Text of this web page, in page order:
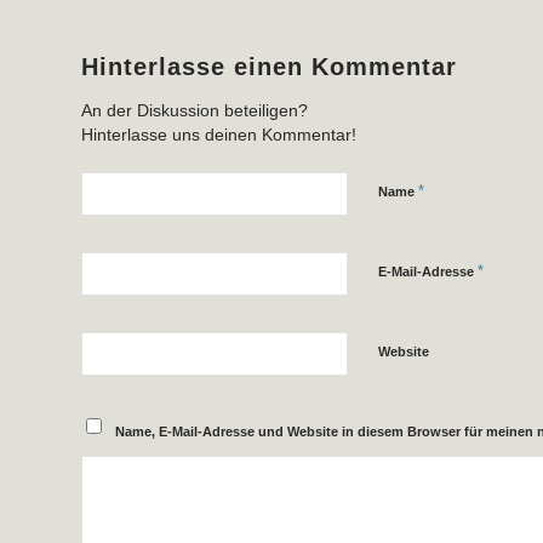
Hinterlasse einen Kommentar
An der Diskussion beteiligen?
Hinterlasse uns deinen Kommentar!
Name *
E-Mail-Adresse *
Website
Name, E-Mail-Adresse und Website in diesem Browser für meinen